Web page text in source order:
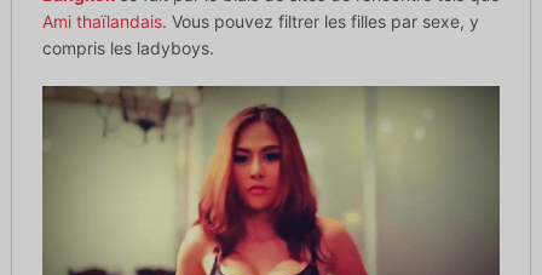
Ami thaïlandais. Vous pouvez filtrer les filles par sexe, y
compris les ladyboys.